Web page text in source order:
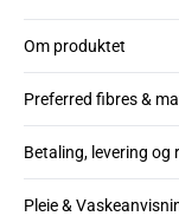
Om produktet
Preferred fibres &
Betaling, levering og
Pleie &